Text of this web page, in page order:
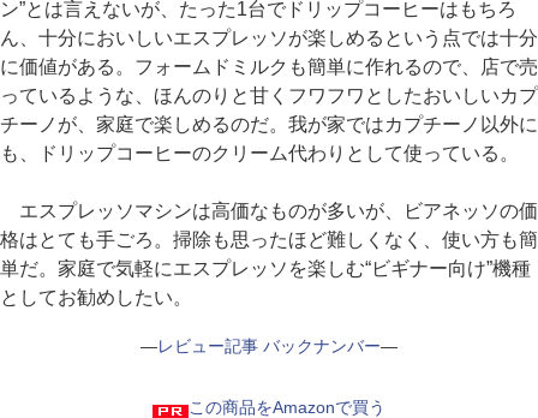
ン”とは言えないが、たった1台でドリップコーヒーはもちろ
ん、十分においしいエスプレッソが楽しめるという点では十分
に価値がある。フォームドミルクも簡単に作れるので、店で売
っているような、ほんのりと甘くフワフワとしたおいしいカプ
チーノが、家庭で楽しめるのだ。我が家ではカプチーノ以外に
も、ドリップコーヒーのクリーム代わりとして使っている。
エスプレッソマシンは高価なものが多いが、ビアネッソの価
格はとても手ごろ。掃除も思ったほど難しくなく、使い方も簡
単だ。家庭で気軽にエスプレッソを楽しむ“ビギナー向け”機種
としてお勧めしたい。
―レビュー記事 バックナンバー―
この商品をAmazonで買う